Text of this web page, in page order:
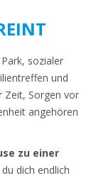
sozialer
und
Zeit, Sorgen vor
angehören
zu einer
dich endlich